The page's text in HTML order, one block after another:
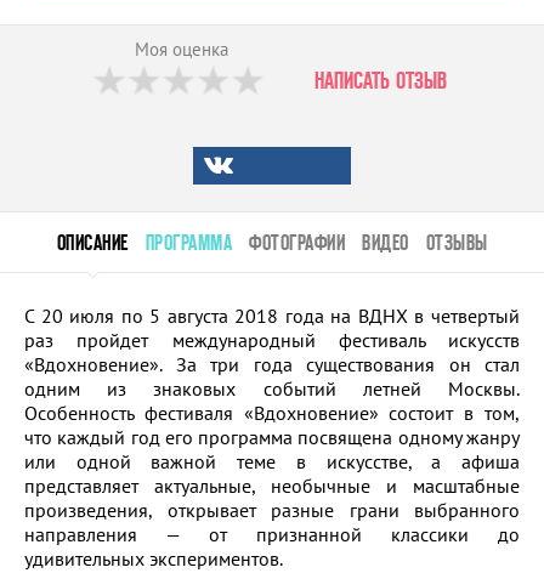
Моя оценка
НАПИСАТЬ ОТЗЫВ
ОПИСАНИЕ ПРОГРАММА ФОТОГРАФИИ ВИДЕО ОТЗЫВЫ
С 20 июля по 5 августа 2018 года на ВДНХ в четвертый
раз пройдет международный фестиваль искусств
«Вдохновение». За три года существования он стал
одним из знаковых событий летней Москвы.
Особенность фестиваля «Вдохновение» состоит в том,
что каждый год его программа посвящена одному жанру
или одной важной теме в искусстве, а афиша
представляет актуальные, необычные и масштабные
произведения, открывает разные грани выбранного
направления — от признанной классики до
удивительных экспериментов.